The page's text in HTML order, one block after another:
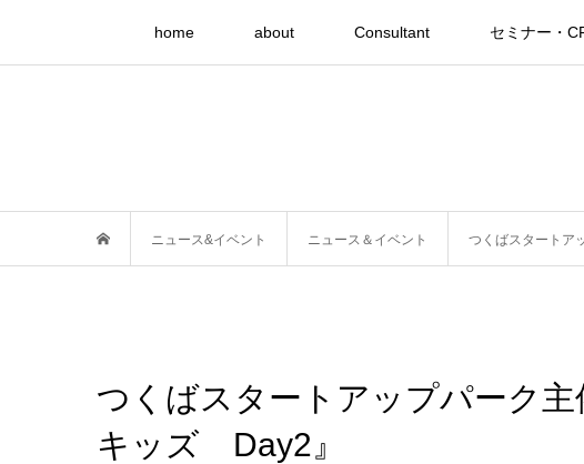
home about Consultant セミナー・
ニュース&イベント ニュース＆イベント つくばスタートア
つくばスタートアップパーク
キッズ Day2』